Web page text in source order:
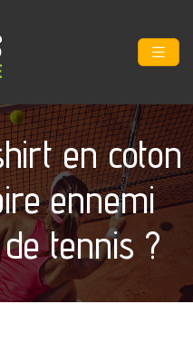
en coton
ennemi
tennis ?